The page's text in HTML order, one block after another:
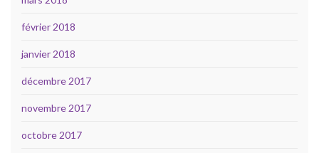
février 2018
janvier 2018
décembre 2017
novembre 2017
octobre 2017